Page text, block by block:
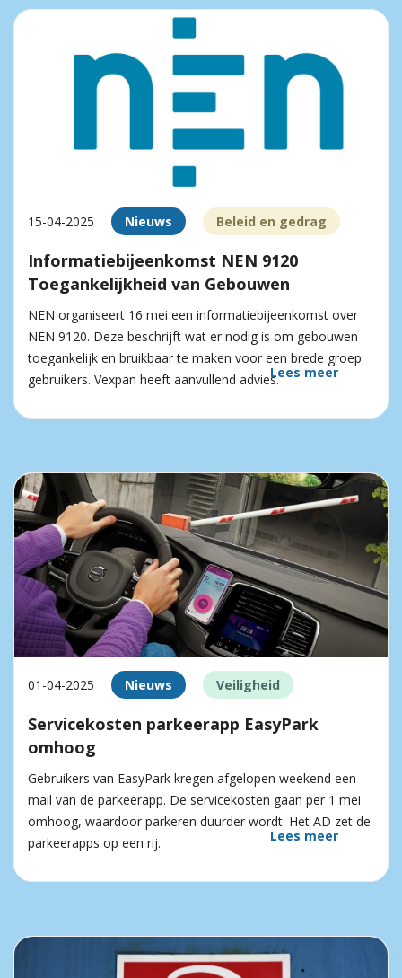
15-04-2025 Nieuws Beleid en gedrag
Informatiebijeenkomst NEN 9120
Toegankelijkheid van Gebouwen
NEN organiseert 16 mei een informatiebijeenkomst over
NEN 9120. Deze beschrijft wat er nodig is om gebouwen
toegankelijk en bruikbaar te maken voor een brede groep
gebruikers. Vexpan heeft aanvullend advies.Lees meer
01-04-2025 Nieuws Veiligheid
Servicekosten parkeerapp EasyPark
omhoog
Gebruikers van EasyPark kregen afgelopen weekend een
mail van de parkeerapp. De servicekosten gaan per 1 mei
omhoog, waardoor parkeren duurder wordt. Het AD zet de
parkeerapps op een rij.
Lees meer